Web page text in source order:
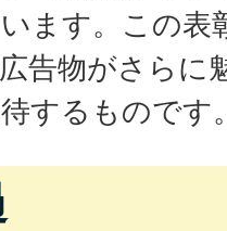
ます。この表
告物がさらに
するものです。